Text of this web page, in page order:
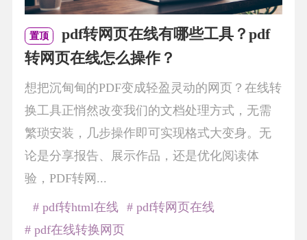
置顶
pdf转网页在线有哪些工具？pdf
转网页在线怎么操作？
想把沉甸甸的PDF变成轻盈灵动的网页？在线转
换工具正悄然改变我们的文档处理方式，无需
繁琐安装，几步操作即可实现格式大变身。无
论是分享报告、展示作品，还是优化阅读体
验，PDF转网...
# pdf转html在线
# pdf转网页在线
# pdf在线转换网页